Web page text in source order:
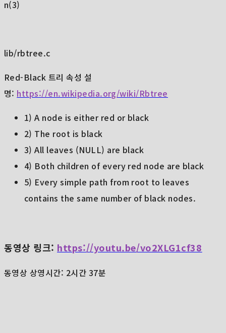
n(3)
lib/rbtree.c
Red-Black 트리 속성 설
명: https://en.wikipedia.org/wiki/Rbtree
1) A node is either red or black
2) The root is black
3) All leaves (NULL) are black
4) Both children of every red node are black
5) Every simple path from root to leaves
contains the same number of black nodes.
동영상 링크: https://youtu.be/vo2XLG1cf38
동영상 상영시간: 2시간 37분